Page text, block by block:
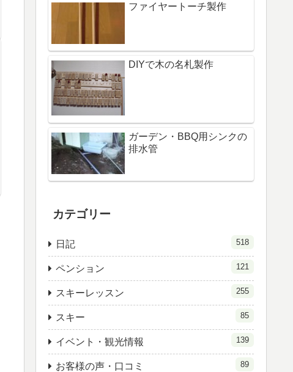
ファイヤートーチ製作
DIYで木の名札製作
ガーデン・BBQ用シンクの
排水管
カテゴリー
日記 518
ペンション 121
スキーレッスン 255
スキー 85
イベント・観光情報 139
お客様の声・口コミ 89